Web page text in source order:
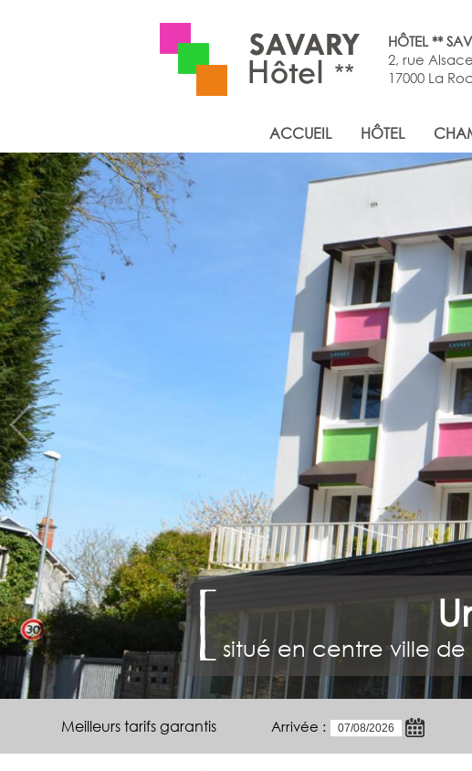
HÔTEL **
2, rue
17000 La
ACCUEIL HÔTEL
situé en centre ville
Meilleurs tarifs garantis Arrivée :